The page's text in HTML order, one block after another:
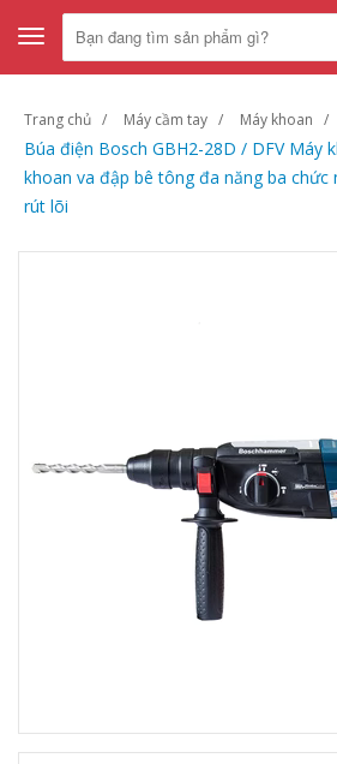
Toggle
navigation
Trang chủ Máy cầm tay Máy khoan
Búa điện Bosch GBH2-28D / DFV Máy
khoan va đập bê tông đa năng ba chức
rút lõi